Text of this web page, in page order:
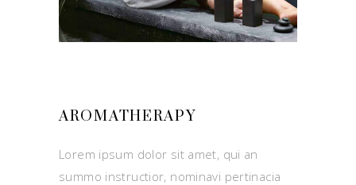
AROMATHERAPY
Lorem ipsum dolor sit amet, qui an
summo instructior, nominavi pertinacia